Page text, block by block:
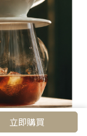
入購物車
立即購買